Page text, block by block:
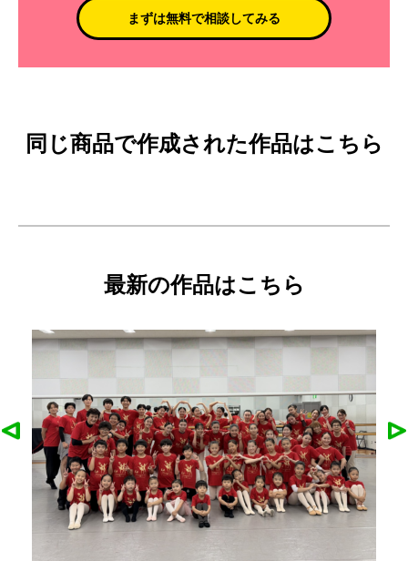
まずは無料で相談してみる
同じ商品で作成された作品はこちら
最新の作品はこちら